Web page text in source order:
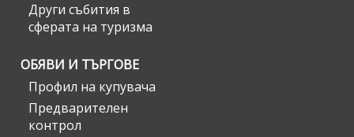
Други събития в
сферата на туризма
ОБЯВИ И ТЪРГОВЕ
Профил на купувача
Предварителен
контрол